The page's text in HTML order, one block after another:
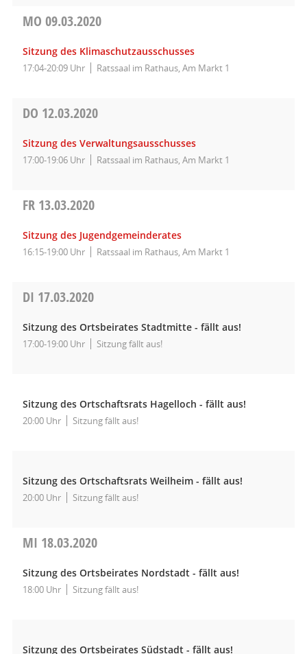
MO 09.03.2020
Sitzung des Klimaschutzausschusses
17:04-20:09 Uhr Ratssaal im Rathaus, Am Markt 1
DO 12.03.2020
Sitzung des Verwaltungsausschusses
17:00-19:06 Uhr Ratssaal im Rathaus, Am Markt 1
FR 13.03.2020
Sitzung des Jugendgemeinderates
16:15-19:00 Uhr Ratssaal im Rathaus, Am Markt 1
DI 17.03.2020
Sitzung des Ortsbeirates Stadtmitte - fällt aus!
17:00-19:00 Uhr Sitzung fällt aus!
Sitzung des Ortschaftsrats Hagelloch - fällt aus!
20:00 Uhr Sitzung fällt aus!
Sitzung des Ortschaftsrats Weilheim - fällt aus!
20:00 Uhr Sitzung fällt aus!
MI 18.03.2020
Sitzung des Ortsbeirates Nordstadt - fällt aus!
18:00 Uhr Sitzung fällt aus!
Sitzung des Ortsbeirates Südstadt - fällt aus!